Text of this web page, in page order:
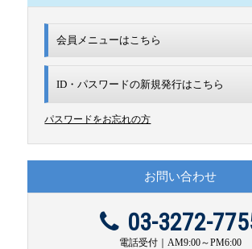
会員メニューはこちら
ID・パスワードの新規発行は こちら
パスワードをお忘れの方
お問い合わせ
03-3272-
電話受付｜AM9:00～PM6:00